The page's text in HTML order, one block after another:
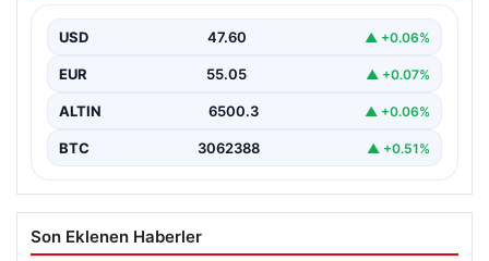
Almanya temsilcisi Sturm Graz'ı evinde ağırladı.
Mücadele…
USD 47.60 ▲ +0.06%
EUR 55.05 ▲ +0.07%
ALTIN 6500.3 ▲ +0.06%
BTC 3062388 ▲ +0.51%
Son Eklenen Haberler